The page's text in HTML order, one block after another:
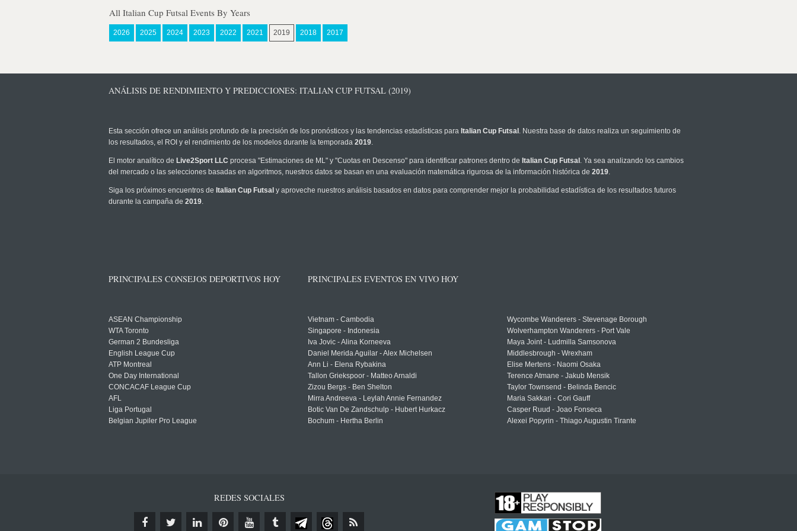
All Italian Cup Futsal Events By Years
2026 2025 2024 2023 2022 2021 2019 2018 2017
ANÁLISIS DE RENDIMIENTO Y PREDICCIONES: ITALIAN CUP FUTSAL (2019)
Esta sección ofrece un análisis profundo de la precisión de los pronósticos y las tendencias estadísticas para Italian Cup Futsal . Nuestra base de datos realiza un seguimiento de
los resultados, el ROI y el rendimiento de los modelos durante la temporada 2019.
El motor analítico de Live2Sport LLC procesa "Estimaciones de ML" y "Cuotas en Descenso" para identificar patrones dentro de Italian Cup Futsal . Ya sea analizando los cambios
del mercado o las selecciones basadas en algoritmos, nuestros datos se basan en una evaluación matemática rigurosa de la información histórica de 2019.
Siga los próximos encuentros de Italian Cup Futsal y aproveche nuestros análisis basados en datos para comprender mejor la probabilidad estadística de los resultados futuros
durante la campaña de 2019.
PRINCIPALES CONSEJOS DEPORTIVOS HOY
ASEAN Championship
WTA Toronto
German 2 Bundesliga
English League Cup
ATP Montreal
One Day International
CONCACAF League Cup
AFL
Liga Portugal
Belgian Jupiler Pro League
PRINCIPALES EVENTOS EN VIVO HOY
Vietnam - Cambodia
Singapore - Indonesia
Iva Jovic - Alina Korneeva
Daniel Merida Aguilar - Alex Michelsen
Ann Li - Elena Rybakina
Tallon Griekspoor - Matteo Arnaldi
Zizou Bergs - Ben Shelton
Mirra Andreeva - Leylah Annie Fernandez
Botic Van De Zandschulp - Hubert Hurkacz
Bochum - Hertha Berlin
Wycombe Wanderers - Stevenage Borough
Wolverhampton Wanderers - Port Vale
Maya Joint - Ludmilla Samsonova
Middlesbrough - Wrexham
Elise Mertens - Naomi Osaka
Terence Atmane - Jakub Mensik
Taylor Townsend - Belinda Bencic
Maria Sakkari - Cori Gauff
Casper Ruud - Joao Fonseca
Alexei Popyrin - Thiago Augustin Tirante
REDES SOCIALES